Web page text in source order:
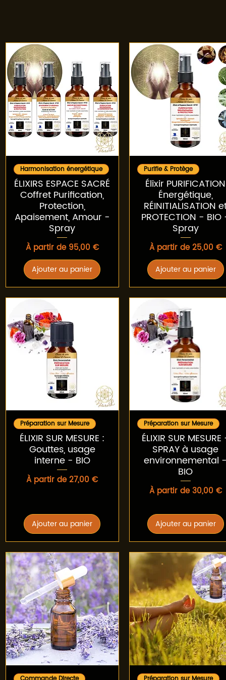
Aperçu rapide
Harmonisation énergétique
ÉLIXIRS ESPACE SACRÉ
Coffret Purification,
Protection,
Apaisement, Amour -
Spray
À partir de 95,00 €
Prix promotionnel
Ajouter au panier
Aperçu rapide
Purifie & Protège
Élixir PURIFICATION
Énergétique,
RÉINITIALISATION
PROTECTION -
Spray
À partir de25,00 €
Prix promotionnel
Ajouter au panier
Aperçu rapide
Préparation sur Mesure
ÉLIXIR SUR MESURE :
Gouttes, usage
interne - BIO
À partir de27,00 €
Prix promotionnel
Ajouter au panier
Aperçu rapide
Préparation sur Mesure
ÉLIXIR SUR
SPRAY à usage
environnemental
BIO
À partir de30,00 €
Prix promotionnel
Ajouter au panier
Aperçu rapide Aperçu rapide